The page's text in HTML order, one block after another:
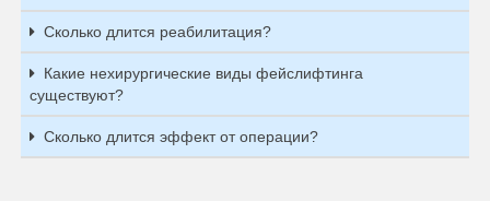
Сколько длится реабилитация?
Какие нехирургические виды фейслифтинга
существуют?
Сколько длится эффект от операции?